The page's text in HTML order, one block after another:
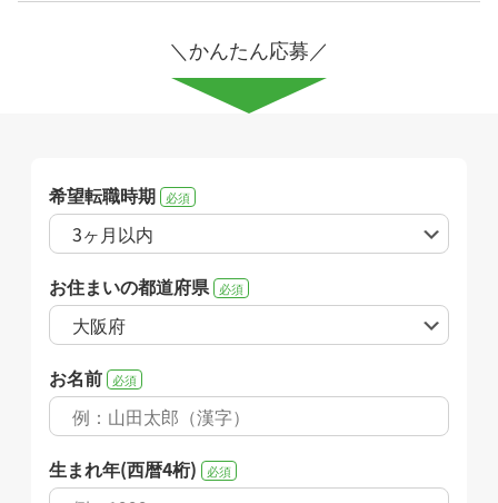
＼かんたん応募／
希望転職時期 必須
お住まいの都道府県 必須
お名前 必須
生まれ年(西暦4桁) 必須